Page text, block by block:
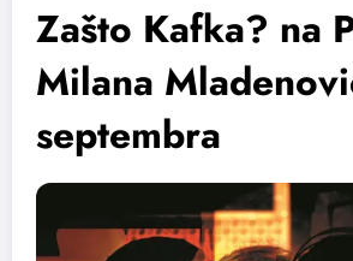
Zašto Kafka? na
Milana
septembra